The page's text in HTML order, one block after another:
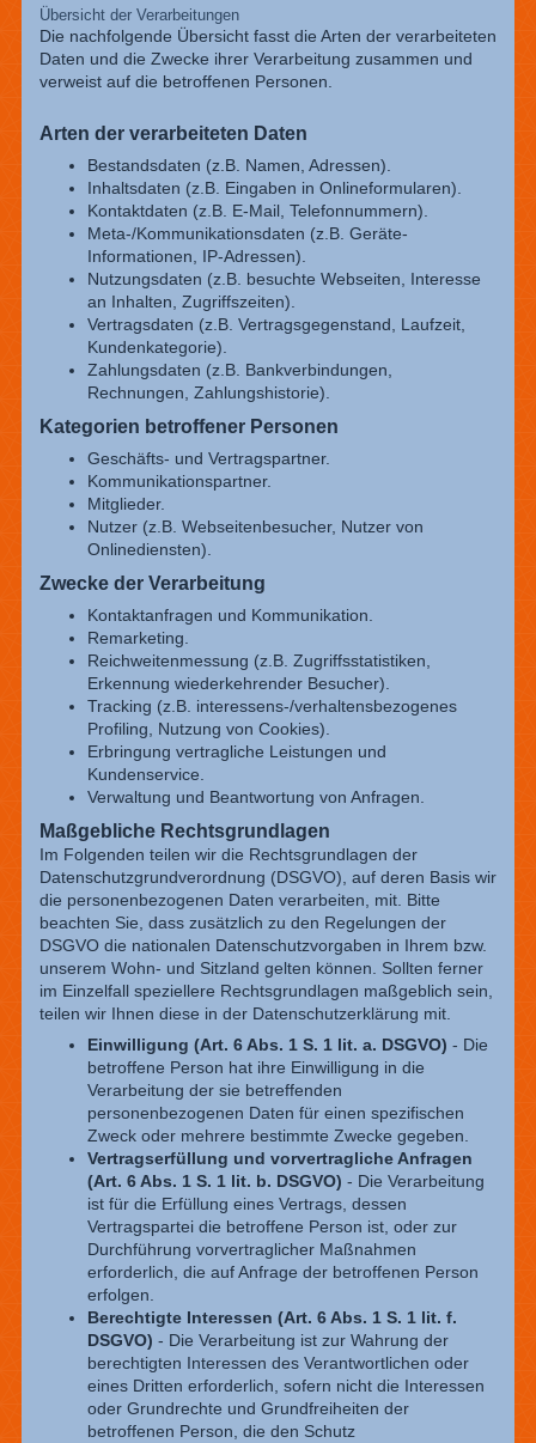
Übersicht der Verarbeitungen
Die nachfolgende Übersicht fasst die Arten der verarbeiteten
Daten und die Zwecke ihrer Verarbeitung zusammen und
verweist auf die betroffenen Personen.
Arten der verarbeiteten Daten
Bestandsdaten (z.B. Namen, Adressen).
Inhaltsdaten (z.B. Eingaben in Onlineformularen).
Kontaktdaten (z.B. E-Mail, Telefonnummern).
Meta-/Kommunikationsdaten (z.B. Geräte-
Informationen, IP-Adressen).
Nutzungsdaten (z.B. besuchte Webseiten, Interesse
an Inhalten, Zugriffszeiten).
Vertragsdaten (z.B. Vertragsgegenstand, Laufzeit,
Kundenkategorie).
Zahlungsdaten (z.B. Bankverbindungen,
Rechnungen, Zahlungshistorie).
Kategorien betroffener Personen
Geschäfts- und Vertragspartner.
Kommunikationspartner.
Mitglieder.
Nutzer (z.B. Webseitenbesucher, Nutzer von
Onlinediensten).
Zwecke der Verarbeitung
Kontaktanfragen und Kommunikation.
Remarketing.
Reichweitenmessung (z.B. Zugriffsstatistiken,
Erkennung wiederkehrender Besucher).
Tracking (z.B. interessens-/verhaltensbezogenes
Profiling, Nutzung von Cookies).
Erbringung vertragliche Leistungen und
Kundenservice.
Verwaltung und Beantwortung von Anfragen.
Maßgebliche Rechtsgrundlagen
Im Folgenden teilen wir die Rechtsgrundlagen der
Datenschutzgrundverordnung (DSGVO), auf deren Basis wir
die personenbezogenen Daten verarbeiten, mit. Bitte
beachten Sie, dass zusätzlich zu den Regelungen der
DSGVO die nationalen Datenschutzvorgaben in Ihrem bzw.
unserem Wohn- und Sitzland gelten können. Sollten ferner
im Einzelfall speziellere Rechtsgrundlagen maßgeblich sein,
teilen wir Ihnen diese in der Datenschutzerklärung mit.
Einwilligung (Art. 6 Abs. 1 S. 1 lit. a. DSGVO) - Die
betroffene Person hat ihre Einwilligung in die
Verarbeitung der sie betreffenden
personenbezogenen Daten für einen spezifischen
Zweck oder mehrere bestimmte Zwecke gegeben.
Vertragserfüllung und vorvertragliche Anfragen
(Art. 6 Abs. 1 S. 1 lit. b. DSGVO) - Die Verarbeitung
ist für die Erfüllung eines Vertrags, dessen
Vertragspartei die betroffene Person ist, oder zur
Durchführung vorvertraglicher Maßnahmen
erforderlich, die auf Anfrage der betroffenen Person
erfolgen.
Berechtigte Interessen (Art. 6 Abs. 1 S. 1 lit. f.
DSGVO) - Die Verarbeitung ist zur Wahrung der
berechtigten Interessen des Verantwortlichen oder
eines Dritten erforderlich, sofern nicht die Interessen
oder Grundrechte und Grundfreiheiten der
betroffenen Person, die den Schutz